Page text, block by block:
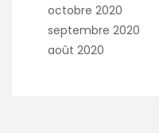
octobre 2020
septembre 2020
août 2020